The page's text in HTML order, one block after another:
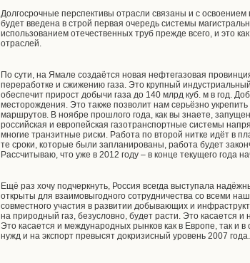
Долгосрочные перспективы отрасли связаны и с
будет введена в строй первая очередь системы
использованием отечественных труб прежде всего, и это
отраслей.
По сути, на Ямале создаётся новая нефтегазовая
переработке и сжижению газа. Это крупный
обеспечит прирост добычи газа до 140 млрд куб. м в год.
месторождения. Это также позволит нам серьёзно
маршрутов. В ноябре прошлого года, как вы знаете,
российская и европейская газотранспортные системы
многие транзитные риски. Работа по второй нитке идёт в
те сроки, которые были запланированы, работа будет
Рассчитываю, что уже в 2012 году – в конце текущего года
Ещё раз хочу подчеркнуть, Россия всегда выступала
открыты для взаимовыгодного сотрудничества со всеми
совместного участия в развитии добывающих и
на природный газ, безусловно, будет расти. Это касается
Это касается и международных рынков как в Европе, так и
нужд и на экспорт превысят докризисный уровень 2007 года.